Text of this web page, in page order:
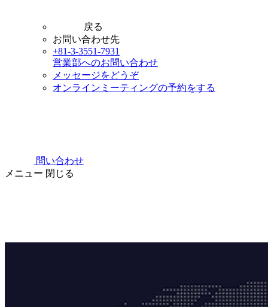
戻る
お問い合わせ先
+81-3-3551-7931
営業部へのお問い合わせ
メッセージをどうぞ
オンラインミーティングの予約をする
問い合わせ
メニュー 閉じる